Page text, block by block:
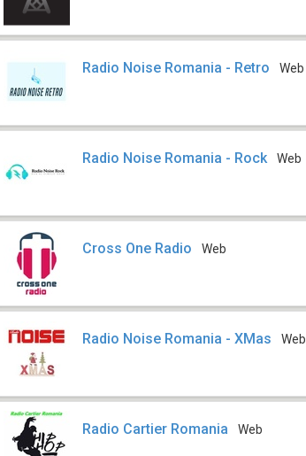
Radio Noise Romania - Retro Web
Radio Noise Romania - Rock Web
Cross One Radio Web
Radio Noise Romania - XMas Web
Radio Cartier Romania Web